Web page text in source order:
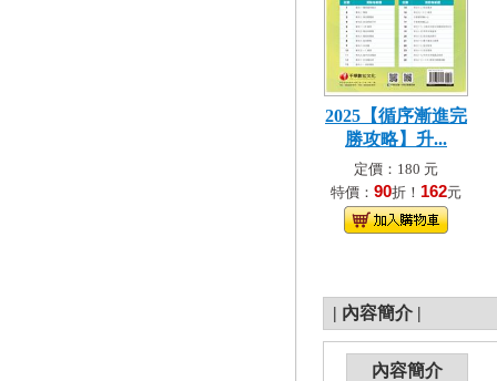
2025【循序漸進完
勝攻略】升...
定價：180 元
特價： 90折！ 162元
| 內容簡介 |
內容簡介